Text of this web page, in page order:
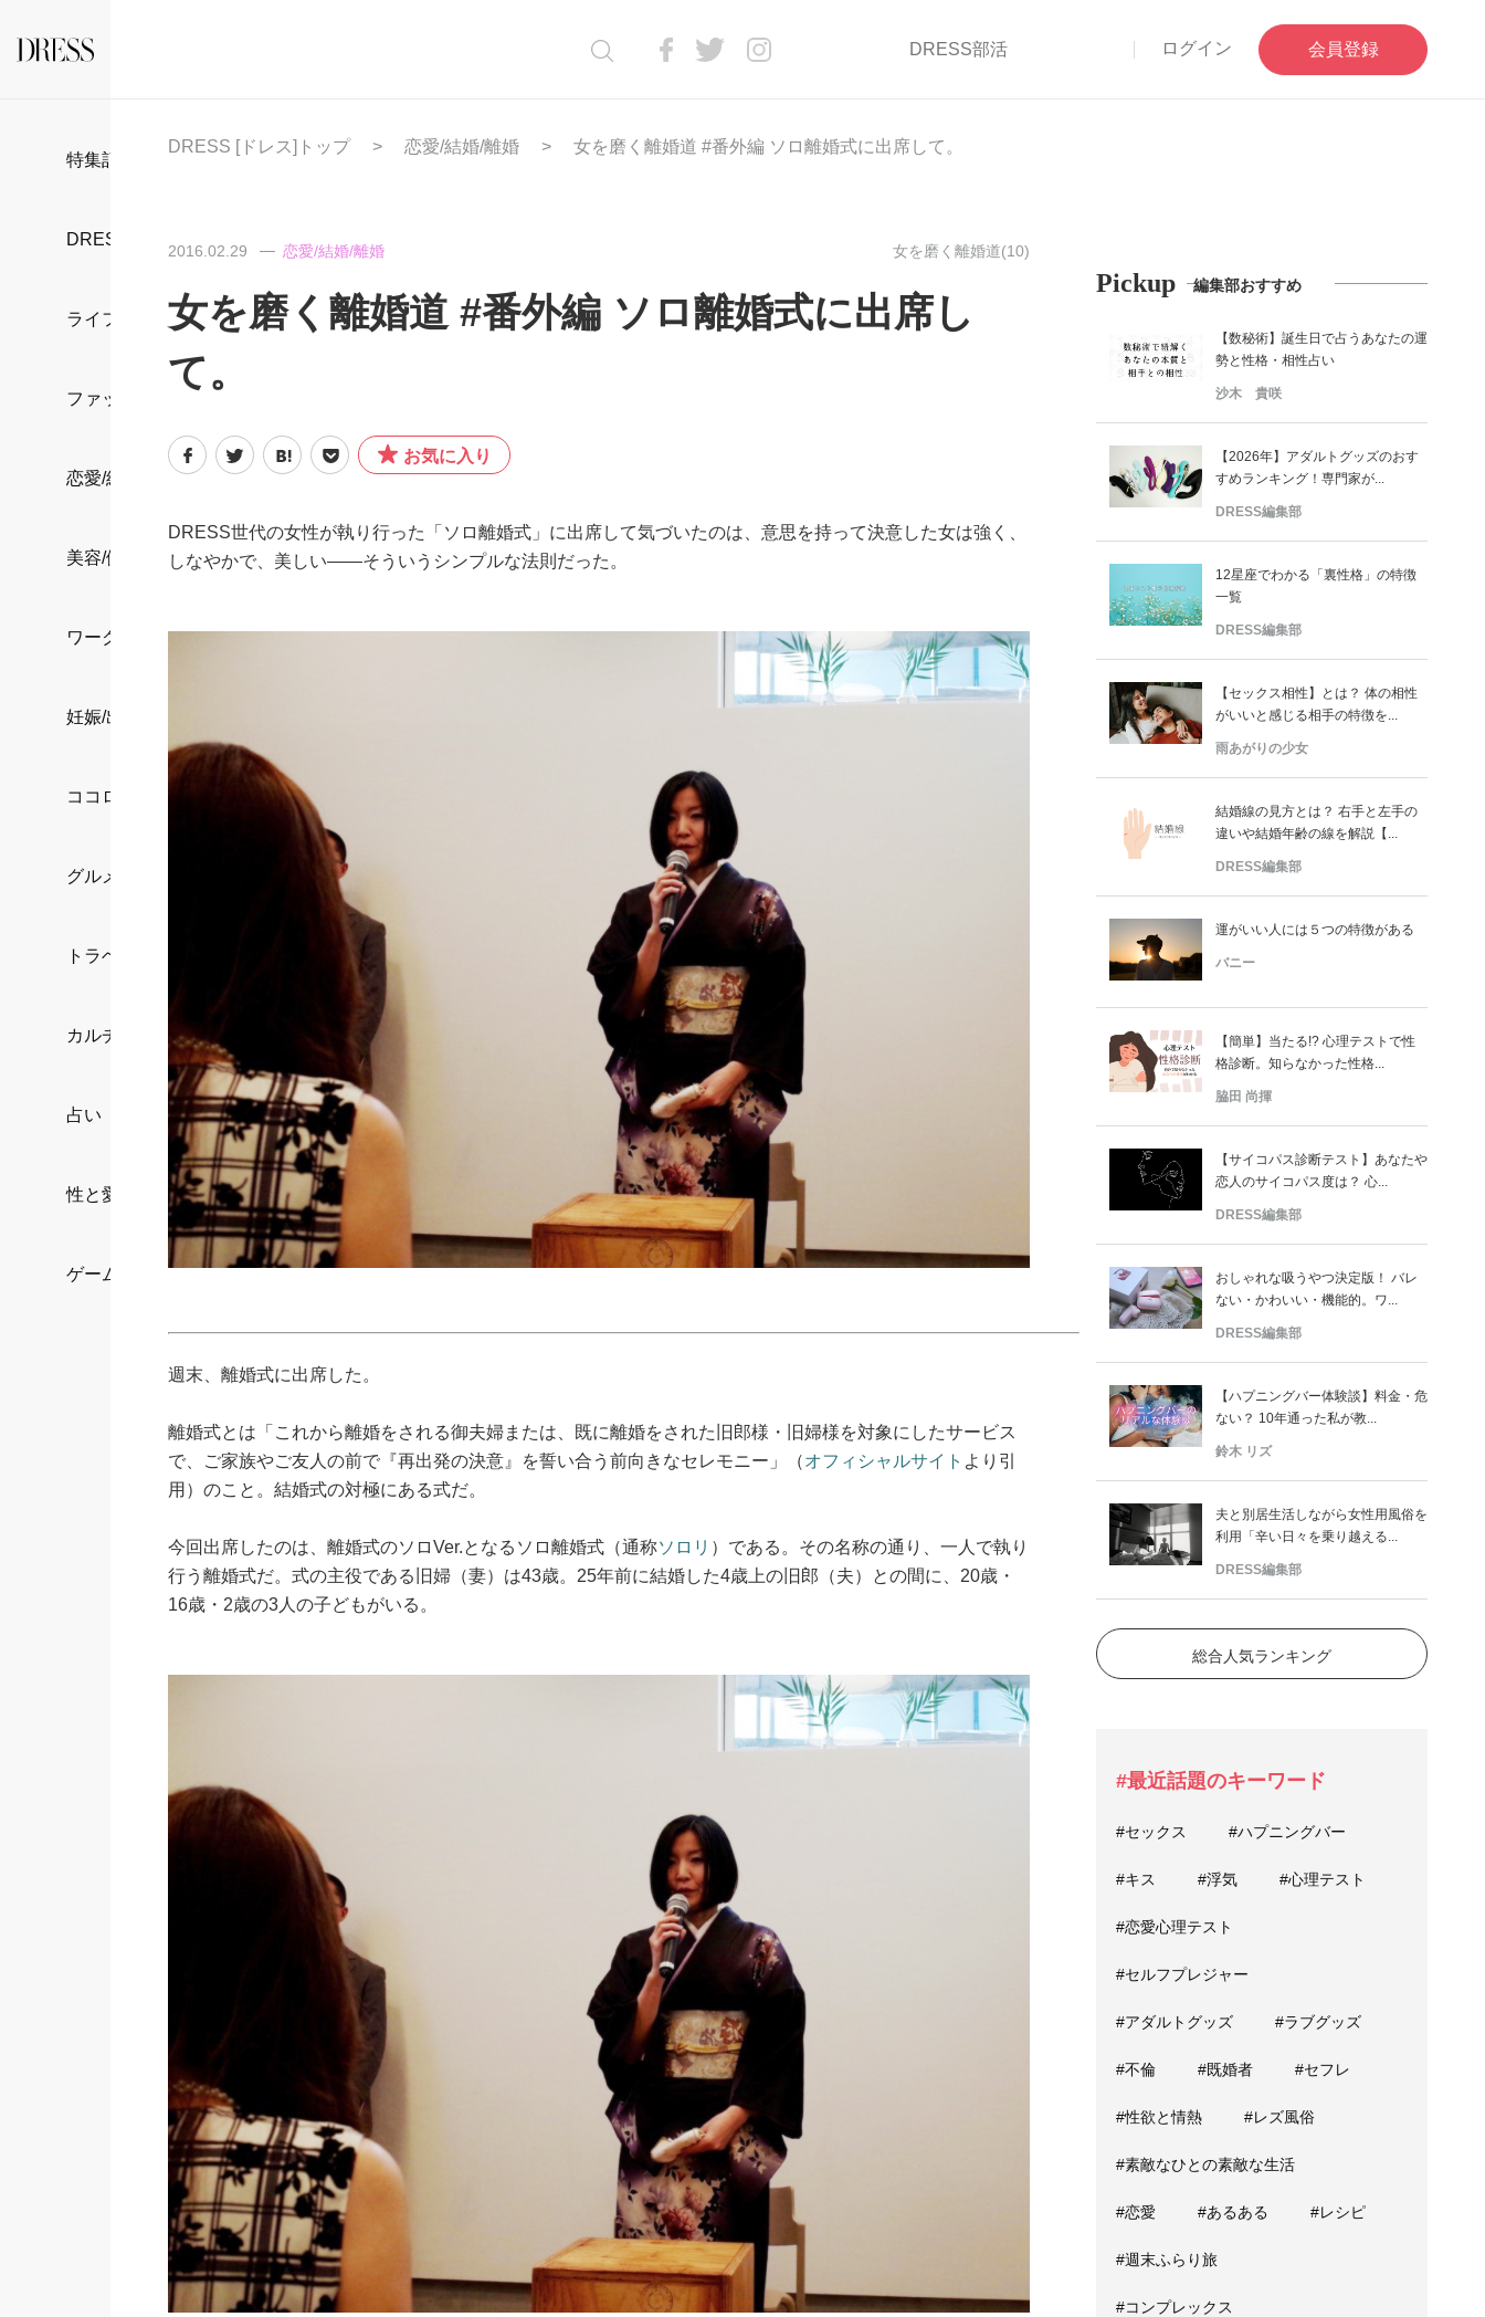
DRESS部活 ログイン 会員登録
特集記事
DRESS部活
ライフスタイル
ファッション
恋愛/結婚/離婚
美容/健康
ワークスタイル
妊娠/出産/家族
ココロ/カラダ
グルメ
トラベル
カルチャー/エンタメ
占い
性と愛
ゲーム
DRESS [ドレス]トップ 恋愛/結婚/離婚 女を磨く離婚道 #番外編 ソロ離婚式に出席して。
2016.02.29 恋愛/結婚/離婚 女を磨く離婚道(10)
女を磨く離婚道 #番外編 ソロ離婚式に出席し
て。
お気に入り
DRESS世代の女性が執り行った「ソロ離婚式」に出席して気づいたのは、意思を持って決意した女は強く、
しなやかで、美しい――そういうシンプルな法則だった。
週末、離婚式に出席した。
離婚式とは「これから離婚をされる御夫婦または、既に離婚をされた旧郎様・旧婦様を対象にしたサービス
で、ご家族やご友人の前で『再出発の決意』を誓い合う前向きなセレモニー」（オフィシャルサイト より引
用）のこと。結婚式の対極にある式だ。
今回出席したのは、離婚式のソロVer.となるソロ離婚式（通称ソロリ ）である。その名称の通り、一人で執り
行う離婚式だ。式の主役である旧婦（妻）は43歳。25年前に結婚した4歳上の旧郎（夫）との間に、20歳・
16歳・2歳の3人の子どもがいる。
Pickup 編集部おすすめ
【数秘術】誕生日で占うあなたの運
勢と性格・相性占い
沙木 貴咲
【2026年】アダルトグッズのおす
すめランキング！専門家が...
DRESS編集部
12星座でわかる「裏性格」の特徴
一覧
DRESS編集部
【セックス相性】とは？ 体の相性
がいいと感じる相手の特徴を...
雨あがりの少女
結婚線の見方とは？ 右手と左手の
違いや結婚年齢の線を解説【...
DRESS編集部
運がいい人には５つの特徴がある
バニー
【簡単】当たる!? 心理テストで性
格診断。知らなかった性格...
脇田 尚揮
【サイコパス診断テスト】あなたや
恋人のサイコパス度は？ 心...
DRESS編集部
おしゃれな吸うやつ決定版！ バレ
ない・かわいい・機能的。ワ...
DRESS編集部
【ハプニングバー体験談】料金・危
ない？ 10年通った私が教...
鈴木 リズ
夫と別居生活しながら女性用風俗を
利用「辛い日々を乗り越える...
DRESS編集部
総合人気ランキング
#最近話題のキーワード
#セックス #ハプニングバー
#キス #浮気 #心理テスト
#恋愛心理テスト
#セルフプレジャー
#アダルトグッズ #ラブグッズ
#不倫 #既婚者 #セフレ
#性欲と情熱 #レズ風俗
#素敵なひとの素敵な生活
#恋愛 #あるある #レシピ
#週末ふらり旅
#コンプレックス